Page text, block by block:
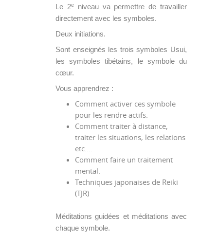
Le 2eniveau va permettre de travailler
directement avec les symboles.
Deux initiations.
Sont enseignés les trois symboles Usui,
les symboles tibétains, le symbole du
cœur.
Vous apprendrez :
Comment activer ces symbole
pour les rendre actifs.
Comment traiter à distance,
traiter les situations, les relations
etc….
Comment faire un traitement
mental.
Techniques japonaises de Reiki
(TJR)
Méditations guidées et méditations avec
chaque symbole.